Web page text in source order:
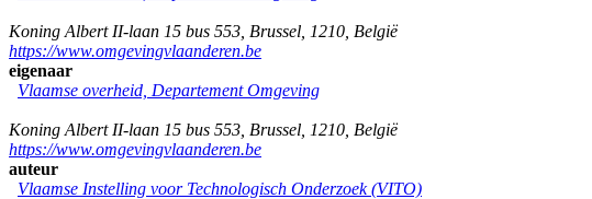
Koning Albert II-laan 15 bus 553 Brussel 1210 België
https://www.omgevingvlaanderen.be
eigenaar
Vlaamse overheid, Departement Omgeving
Koning Albert II-laan 15 bus 553 Brussel 1210 België
https://www.omgevingvlaanderen.be
auteur
Vlaamse Instelling voor Technologisch Onderzoek (VITO)